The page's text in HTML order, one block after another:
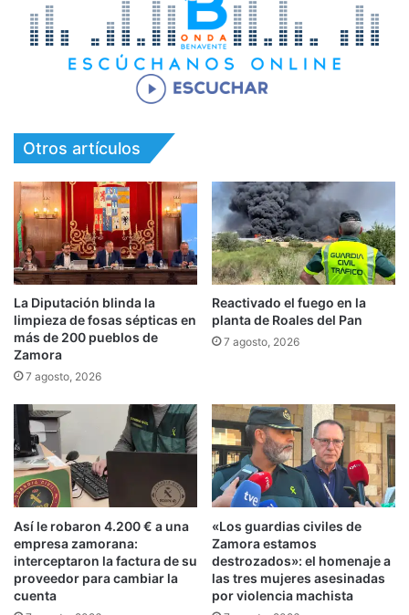
Otros artículos
La Diputación blinda la
limpieza de fosas sépticas en
más de 200 pueblos de
Zamora
7 agosto, 2026
Reactivado el fuego en la
planta de Roales del Pan
7 agosto, 2026
Así le robaron 4.200 € a una
empresa zamorana:
interceptaron la factura de su
proveedor para cambiar la
cuenta
«Los guardias civiles de
Zamora estamos
destrozados»: el homenaje a
las tres mujeres asesinadas
por violencia machista